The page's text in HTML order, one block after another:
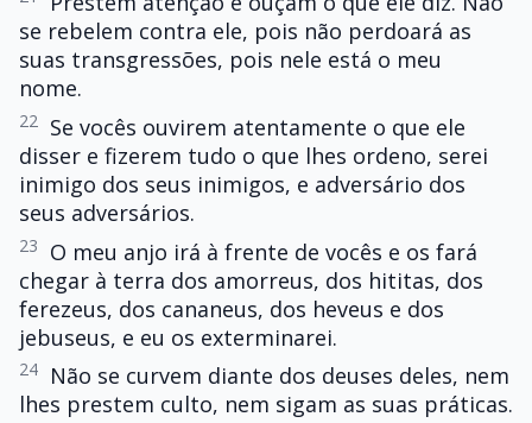
se rebelem contra ele, pois não perdoará as
suas transgressões, pois nele está o meu
nome.
22
Se vocês ouvirem atentamente o que ele
disser e fizerem tudo o que lhes ordeno, serei
inimigo dos seus inimigos, e adversário dos
seus adversários.
23
O meu anjo irá à frente de vocês e os fará
chegar à terra dos amorreus, dos hititas, dos
ferezeus, dos cananeus, dos heveus e dos
jebuseus, e eu os exterminarei.
24
Não se curvem diante dos deuses deles, nem
lhes prestem culto, nem sigam as suas práticas.